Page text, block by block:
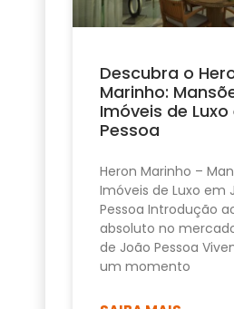
Descubra o
Marinho:
Imóveis de
Pessoa
Heron Marinho –
Imóveis de Luxo em
Pessoa Introdução
absoluto no
de João Pessoa
um momento